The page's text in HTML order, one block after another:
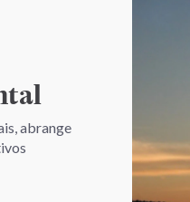
abrange